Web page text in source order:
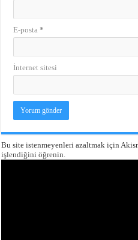
E-posta*
İnternet sitesi
Bu site istenmeyenleri azaltmak için
işlendiğini öğrenin.